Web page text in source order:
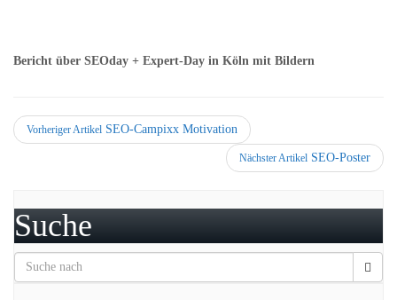
Bericht über SEOday + Expert-Day in Köln mit Bildern
Vorheriger Artikel SEO-Campixx Motivation
Nächster Artikel SEO-Poster
Suche